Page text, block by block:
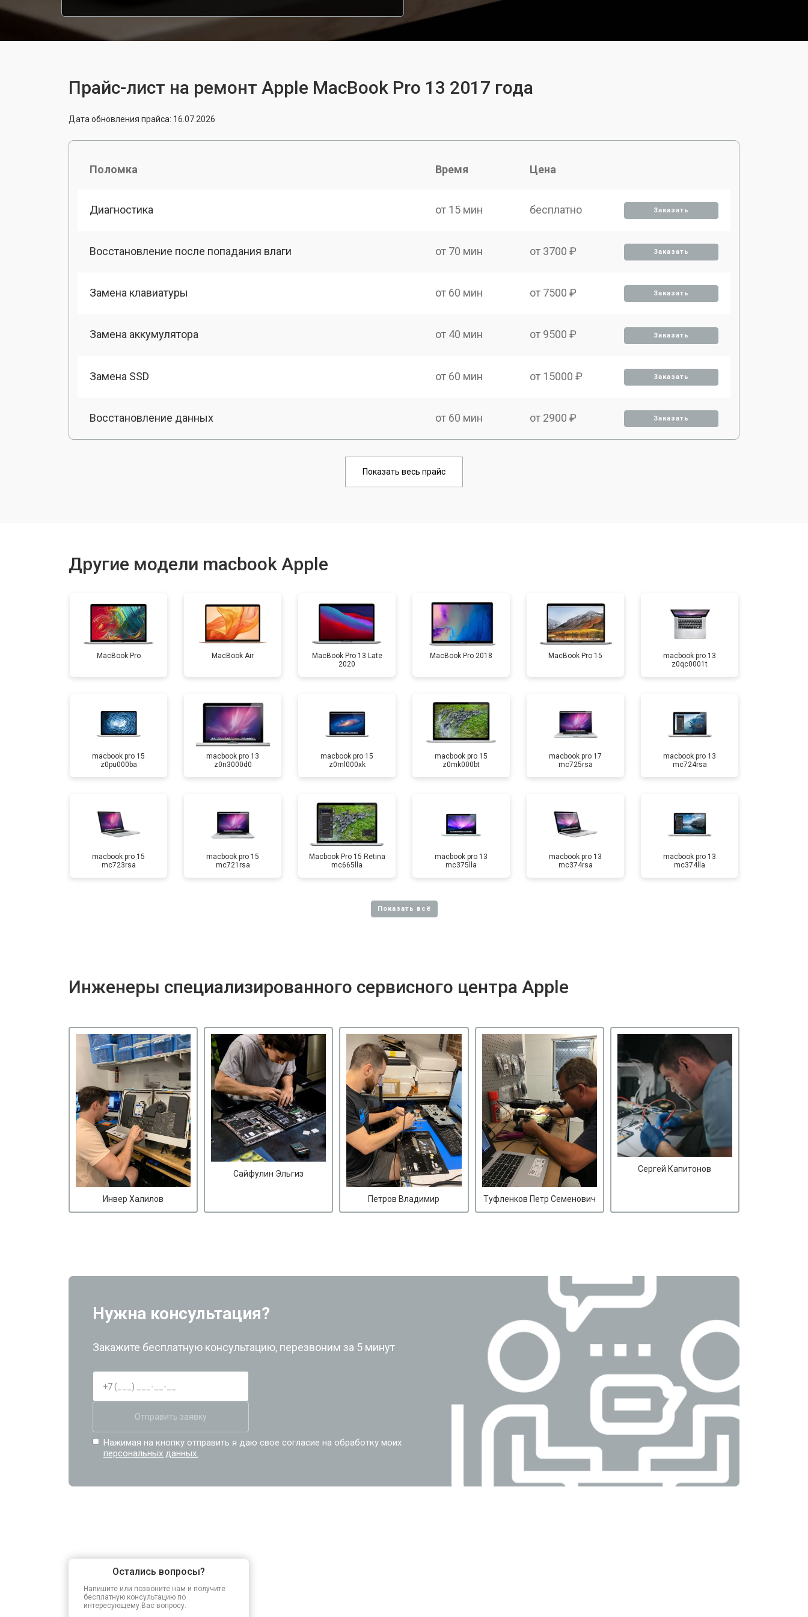
Прайс-лист на ремонт Apple MacBook Pro 13 2017 года
Дата обновления прайса: 16.07.2026
Поломка Время Цена
Диагностика от 15 мин бесплатно Заказать
Восстановление после попадания влаги от 70 мин от 3700 ₽ Заказать
Замена клавиатуры от 60 мин от 7500 ₽ Заказать
Замена аккумулятора от 40 мин от 9500 ₽ Заказать
Замена SSD от 60 мин от 15000 ₽ Заказать
Восстановление данных от 60 мин от 2900 ₽ Заказать
от 60 мин
Показать весь прайс
Другие модели macbook Apple
MacBook Pro MacBook Air
MacBook Pro 13 Late
2020
MacBook Pro 2018 MacBook Pro 15
macbook pro 13
z0qc0001t
macbook pro 15
z0pu000ba
macbook pro 13
z0n3000d0
macbook pro 15
z0ml000xk
macbook pro 15
z0mk000bt
macbook pro 17
mc725rsa
macbook pro 13
mc724rsa
macbook pro 15
mc723rsa
macbook pro 15
mc721rsa
Macbook Pro 15 Retina
mc665lla
macbook pro 13
mc375lla
macbook pro 13
mc374rsa
macbook pro 13
mc374lla
Инженеры специализированного сервисного центра Apple
Инвер Халилов
Сайфулин Эльгиз
Петров Владимир Туфленков Петр Семенович
Сергей Капитонов
Нужна консультация?
Закажите бесплатную консультацию, перезвоним за 5 минут
Отправить заявку
Нажимая на кнопку отправить я даю свое согласие на обработку моих
персональных данных.
Остались вопросы?
Напишите или позвоните нам и получите
бесплатную консультацию по
интересующему Вас вопросу.